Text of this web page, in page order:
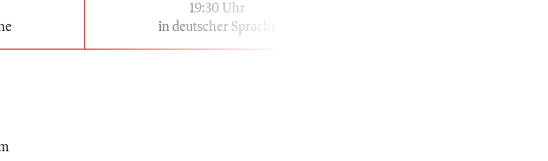
19:30 Uhr
in deutscher Sprache